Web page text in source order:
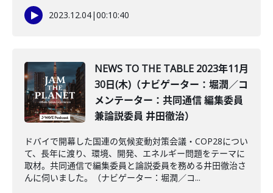
2023.12.04|00:10:40
NEWS TO THE TABLE 2023年11月
30日(木)（ナビゲーター：堀潤／コ
メンテーター：共同通信 編集委員
兼論説委員 井田徹治）
ドバイで開幕した国連の気候変動対策会議・COP28につい
て、長年に渡り、環境、開発、エネルギー問題をテーマに
取材。共同通信で編集委員と論説委員を務める井田徹治さ
んに伺いました。（ナビゲーター：堀潤／コ...